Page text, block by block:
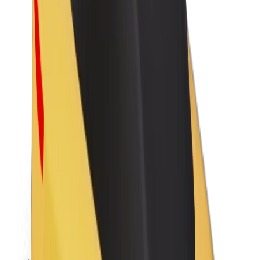
Karjera
Apie „Bolt“
„Bolt“ tvarumo politika
Projektas „Zero“
Tinklaraštis
Naujienų centras
Prekių ženklo gairės
Investuotojams
Prekės ženklas
Žiniasklaidai
„Urban Fund“